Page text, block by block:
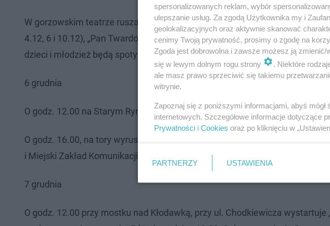
W gorzowskim teatrze ruszają „Mikołajowe spotkania baśniowe”. W tym
4.12, 6 i 10.12), „Pan Twardowski” (5-8.12, 10-13.12) i „Opowieść
dzieci i młodzież będą spotykać się z teatralnym św. Mikołajem.
6 grudnia
O godz. 12.00 na Starym Rynku przedszkolaki udekorują miejską choinkę.
O godz. 16.00, na tory wyruszy „Tramwaj Mikołajkowy”, przygotowany
i Miejski Zakład Komunikacji. W tramwaju na pasażerów będą czekały
7 grudnia
O godz. 12.00 przy mostku nad Kłodawką, przy ul. Chodkiewicza wystartuje
spersonalizowanych reklam, wybór
ulepszanie usług. Za zgodą Użytkownika my i
geolokalizacyjnych oraz aktywnie skanować
cenimy Twoją prywatność, prosimy o zgodę na
Zgoda jest dobrowolna i zawsze możesz ją
się w lewym dolnym rogu strony
. Niektóre
ale masz prawo sprzeciwić się takiemu
witrynie.
Zapoznaj się z poniższymi informacjami, abyś
internetowych. Szczegółowe informacje dotyczące
Prywatności i Cookies oraz po kliknięciu w
PARTNERZY USTAWIENIA